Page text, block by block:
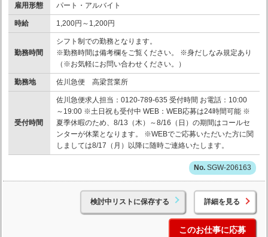
雇用形態 パート・アルバイト
時給 1,200円～1,200円
勤務時間
シフト制での勤務となります。
※勤務時間は備考欄をご覧ください。 ※身だしなみ規定あり
（※お気軽にお問い合わせください。）
勤務地 佐川急便 高梁営業所
受付時間
佐川急便求人担当：0120-789-635 受付時間 お電話：10:00
～19:00 ※土日祝も受付中 WEB：WEB応募は24時間可能 ※
夏季休暇のため、8/13（木）～8/16（日）の期間はコールセ
ンターが休業となります。 ※WEBでご応募いただいた方に関
しましては8/17（月）以降に随時ご連絡いたします。
SGW-206163
検討中リストに保存する 詳細を見る
このお仕事に応募